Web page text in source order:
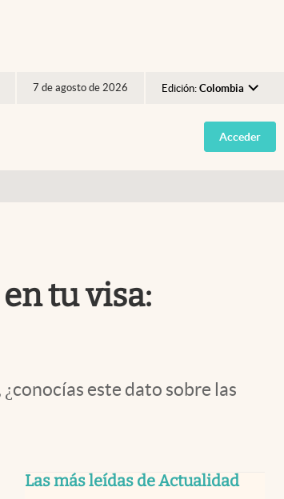
7 de agosto de 2026 Edición: Colombia
Argentina
España
Acceder
tu visa:
este dato sobre las
Las más leídas de Actualidad